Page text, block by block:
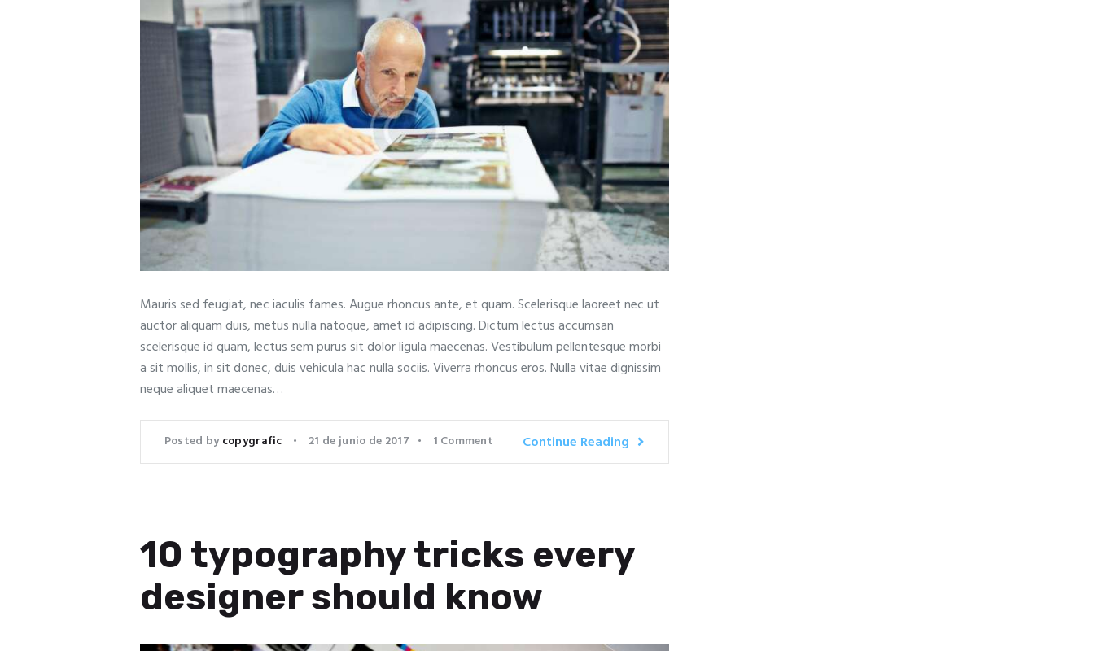
Mauris sed feugiat, nec iaculis fames. Augue rhoncus ante, et quam. Scelerisque laoreet nec ut
auctor aliquam duis, metus nulla natoque, amet id adipiscing. Dictum lectus accumsan
scelerisque id quam, lectus sem purus sit dolor ligula maecenas. Vestibulum pellentesque morbi
a sit mollis, in sit donec, duis vehicula hac nulla sociis. Viverra rhoncus eros. Nulla vitae dignissim
neque aliquet maecenas…
Posted bycopygrafic 21 de junio de 2017 1 Comment Continue Reading
10 typography tricks every
designer should know